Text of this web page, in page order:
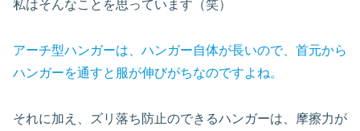
私はそんなことを思っています（笑）
アーチ型ハンガーは、ハンガー自体が長いので、首元から
ハンガーを通すと服が伸びがちなのですよね。
それに加え、ズリ落ち防止のできるハンガーは、摩擦力が